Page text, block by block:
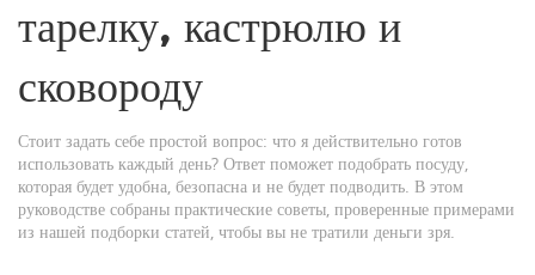
тарелку, кастрюлю и
сковороду
Стоит задать себе простой вопрос: что я действительно готов
использовать каждый день? Ответ поможет подобрать посуду,
которая будет удобна, безопасна и не будет подводить. В этом
руководстве собраны практические советы, проверенные примерами
из нашей подборки статей, чтобы вы не тратили деньги зря.